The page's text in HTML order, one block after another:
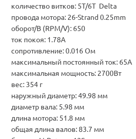
количество витков: 5T/6T Delta
провода мотора: 26-Strand 0.25mm
оборот/В (RPM/V): 650
ток покоя: 1.78А
сопротивление: 0.016 Ом
максимальный постоянный ток: 65А
максимальная мощность: 2700Вт
вес: 354 г
наружный диаметр: 49.98 мм
диаметр вала: 5.98 мм
длина мотора: 51.8 мм
общая длина валов: 83.7 мм